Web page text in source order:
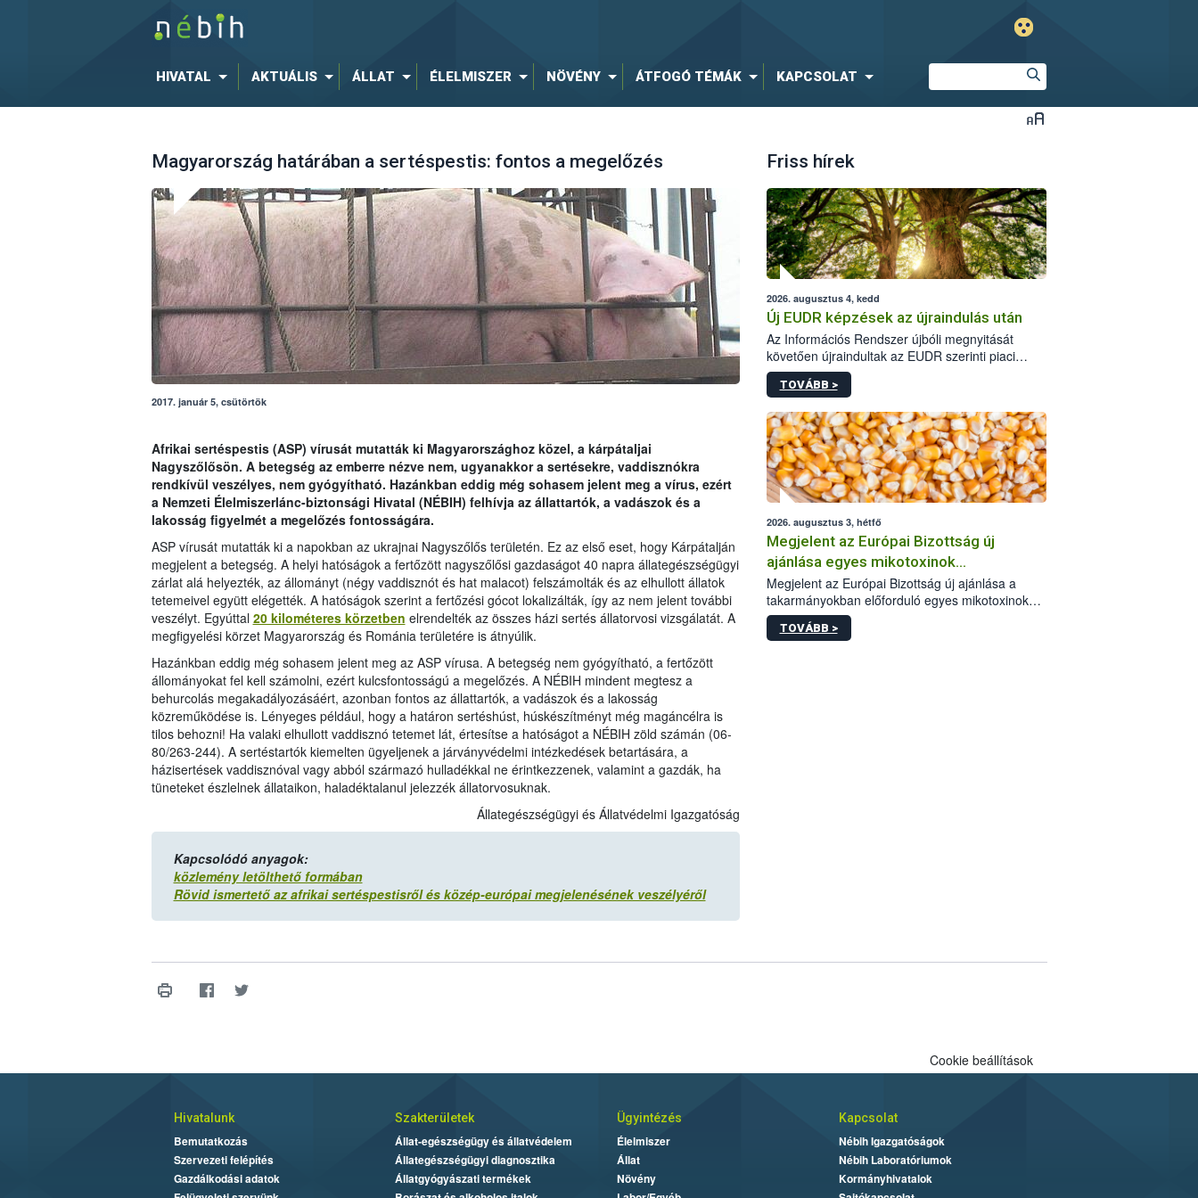
HIVATAL AKTUÁLIS ÁLLAT ÉLELMISZER NÖVÉNY ÁTFOGÓ TÉMÁK KAPCSOLAT
Magyarország határában a sertéspestis: fontos a megelőzés
2017. január 5, csütörtök
Afrikai sertéspestis (ASP) vírusát mutatták ki Magyarországhoz közel, a kárpátaljai
Nagyszőlősön. A betegség az emberre nézve nem, ugyanakkor a sertésekre, vaddisznókra
rendkívül veszélyes, nem gyógyítható. Hazánkban eddig még sohasem jelent meg a vírus, ezért
a Nemzeti Élelmiszerlánc-biztonsági Hivatal (NÉBIH) felhívja az állattartók, a vadászok és a
lakosság figyelmét a megelőzés fontosságára.
ASP vírusát mutatták ki a napokban az ukrajnai Nagyszőlős területén. Ez az első eset, hogy Kárpátalján
megjelent a betegség. A helyi hatóságok a fertőzött nagyszőlősi gazdaságot 40 napra állategészségügyi
zárlat alá helyezték, az állományt (négy vaddisznót és hat malacot) felszámolták és az elhullott állatok
tetemeivel együtt elégették. A hatóságok szerint a fertőzési gócot lokalizálták, így az nem jelent további
veszélyt. Egyúttal 20 kilométeres körzetben elrendelték az összes házi sertés állatorvosi vizsgálatát. A
megfigyelési körzet Magyarország és Románia területére is átnyúlik.
Hazánkban eddig még sohasem jelent meg az ASP vírusa. A betegség nem gyógyítható, a fertőzött
állományokat fel kell számolni, ezért kulcsfontosságú a megelőzés. A NÉBIH mindent megtesz a
behurcolás megakadályozásáért, azonban fontos az állattartók, a vadászok és a lakosság
közreműködése is. Lényeges például, hogy a határon sertéshúst, húskészítményt még magáncélra is
tilos behozni! Ha valaki elhullott vaddisznó tetemet lát, értesítse a hatóságot a NÉBIH zöld számán (06-
80/263-244). A sertéstartók kiemelten ügyeljenek a járványvédelmi intézkedések betartására, a
házisertések vaddisznóval vagy abból származó hulladékkal ne érintkezzenek, valamint a gazdák, ha
tüneteket észlelnek állataikon, haladéktalanul jelezzék állatorvosuknak.
Állategészségügyi és Állatvédelmi Igazgatóság
Kapcsolódó anyagok:
közlemény letölthető formában
Rövid ismertető az afrikai sertéspestisről és közép-európai megjelenésének veszélyéről
Friss hírek
2026. augusztus 4, kedd
Új EUDR képzések az újraindulás után
Az Információs Rendszer újbóli megnyitását
követően újraindultak az EUDR szerinti piaci
szereplőknek szóló online képzések.
TOVÁBB >
2026. augusztus 3, hétfő
Megjelent az Európai Bizottság új
ajánlása egyes mikotoxinok
takarmányokban való jelenlétéről
Megjelent az Európai Bizottság új ajánlása a
takarmányokban előforduló egyes mikotoxinokkal
kapcsolatban. A dokumentum 2027-től új
irányértékek alkalmazását írja elő, és a jelenleg
TOVÁBB >
Cookie beállítások
Hivatalunk
Bemutatkozás
Szervezeti felépítés
Gazdálkodási adatok
Szakterületek
Állat-egészségügy és állatvédelem
Állategészségügyi diagnosztika
Állatgyógyászati termékek
Ügyintézés
Élelmiszer
Állat
Növény
Kapcsolat
Nébih Igazgatóságok
Nébih Laboratóriumok
Kormányhivatalok